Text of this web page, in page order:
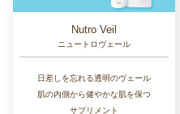
Nutro Veil
ニュートロヴェール
日差しを忘れる透明のヴェール
肌の内側から健やかな肌を保つ
サプリメント